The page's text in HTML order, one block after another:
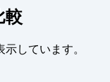
較
示しています。